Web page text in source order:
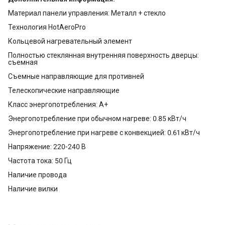
Материал панели управления: Металл + стекло
Технология HotAeroPro
Кольцевой нагревательный элемент
Полностью стеклянная внутренняя поверхность дверцы:
съемная
Съемные направляющие для противней
Телескопические направляющие
Класс энергопотребления: A+
Энергопотребление при обычном нагреве: 0.85 кВт/ч
Энергопотребление при нагреве с конвекцией: 0.61 кВт/ч
Напряжение: 220-240 В
Частота тока: 50 Гц
Наличие провода
Наличие вилки